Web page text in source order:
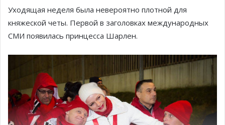
Уходящая неделя была невероятно плотной для
княжеской четы. Первой в заголовках международных
СМИ появилась принцесса Шарлен.